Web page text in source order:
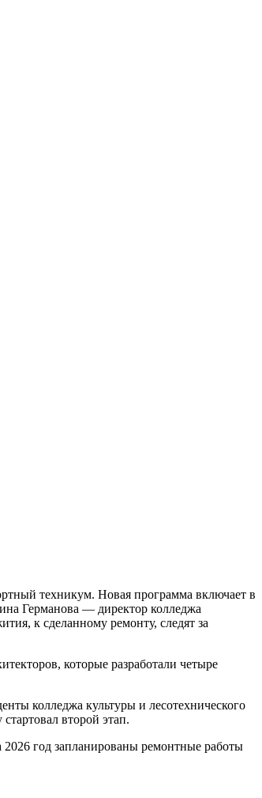
техникум. Новая программа включает в
Германова — директор колледжа
к сделанному ремонту, следят за
которые разработали четыре
колледжа культуры и лесотехнического
второй этап.
год запланированы ремонтные работы